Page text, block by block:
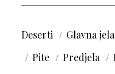
Deserti Glavna jela
Pite
Predjela